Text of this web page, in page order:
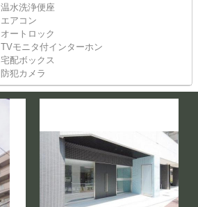
温水洗浄便座
エアコン
オートロック
TVモニタ付インターホン
宅配ボックス
防犯カメラ